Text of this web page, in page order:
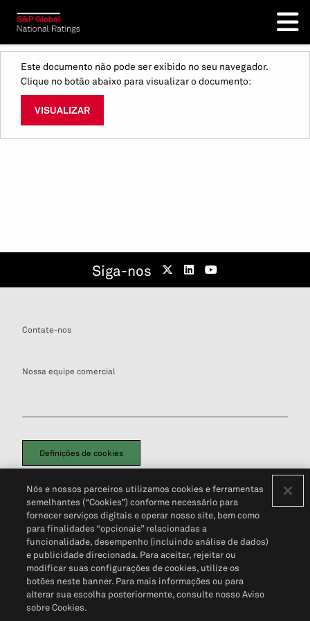
Este documento não pode ser exibido no seu navegador.
Clique no botão abaixo para visualizar o documento:
VISUALIZAR
Siga-nos
Contate-nos
Nossa equipe comercial
Definições de cookies
Política de PrivacidadePortal de privacidade do cliente (em inglês)
Não Venda Minhas Informações Pessoais© 2026 S&P Global
Nós e nossos parceiros utilizamos cookies e ferramentas
semelhantes (“Cookies”) conforme necessário para
fornecer serviços digitais e operar nosso site, bem como
para finalidades “opcionais” relacionadas a
funcionalidade, desempenho (incluindo análise de dados)
e publicidade direcionada. Para aceitar, rejeitar ou
modificar suas configurações de cookies, utilize os
botões neste banner. Para mais informações ou para
alterar sua escolha posteriormente, consulte nosso Aviso
sobre Cookies.